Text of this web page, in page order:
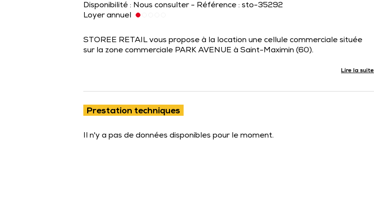
Disponibilité : Nous consulter - Référence : sto-35292
Loyer annuel
STOREE RETAIL vous propose à la location une cellule commerciale située
sur la zone commerciale PARK AVENUE à Saint-Maximin (60).
Lire la suite
Prestation techniques
Il n'y a pas de données disponibles pour le moment.